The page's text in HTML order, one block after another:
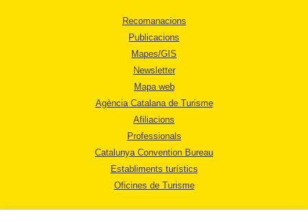
Recomanacions
Publicacions
Mapes/GIS
Newsletter
Mapa web
Agència Catalana de Turisme
Afiliacions
Professionals
Catalunya Convention Bureau
Establiments turístics
Oficines de Turisme